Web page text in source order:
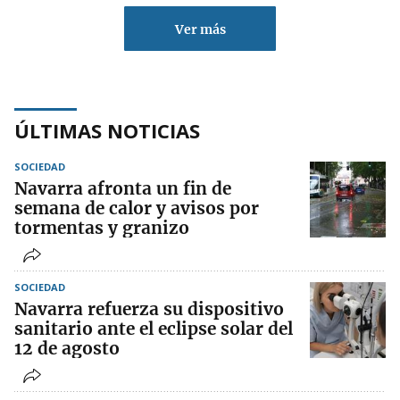
Ver más
ÚLTIMAS NOTICIAS
SOCIEDAD
Navarra afronta un fin de
semana de calor y avisos por
tormentas y granizo
SOCIEDAD
Navarra refuerza su dispositivo
sanitario ante el eclipse solar del
12 de agosto